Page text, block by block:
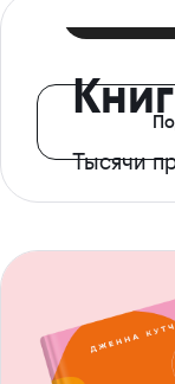
Тысячи
с